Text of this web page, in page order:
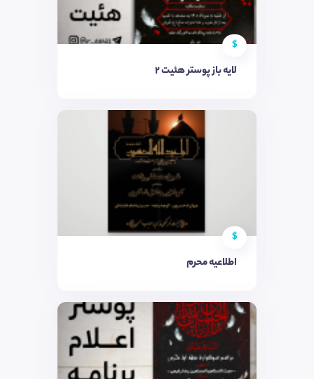
$
لایه باز پوستر هئیت ۲
$
اطلاعیه محرم